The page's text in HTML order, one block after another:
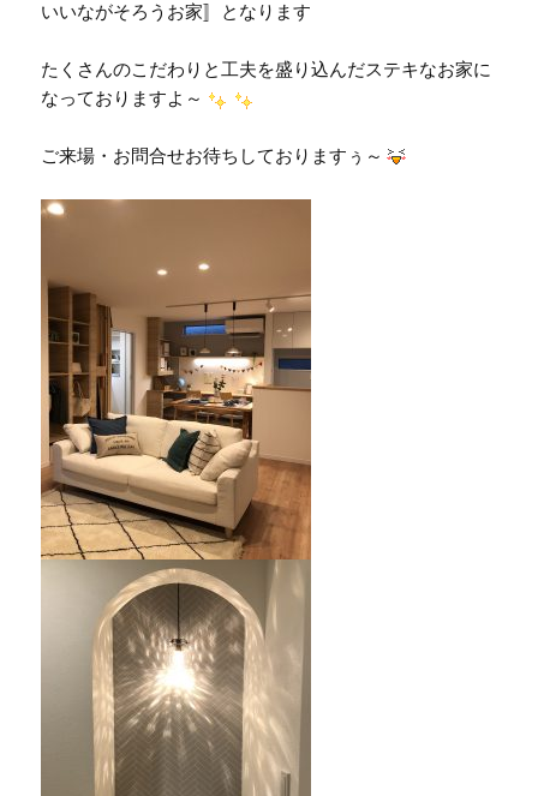
いいながそろうお家〛となります
たくさんのこだわりと工夫を盛り込んだステキなお家に
なっておりますよ～
ご来場・お問合せお待ちしておりますぅ～